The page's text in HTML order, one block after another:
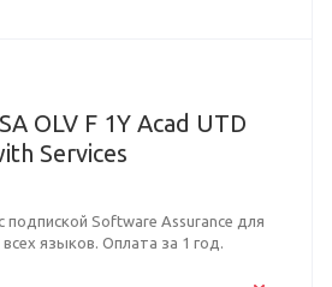
OLV F 1Y Acad UTD
Services
подпиской Software Assurance для
языков. Оплата за 1 год.